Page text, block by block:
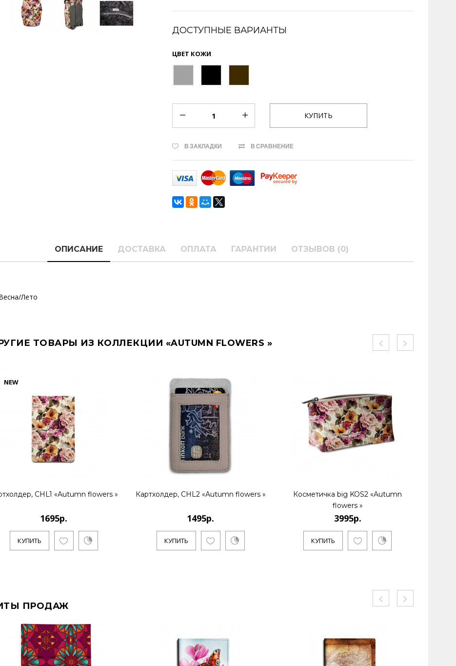
ДОСТУПНЫЕ ВАРИАНТЫ
ЦВЕТ КОЖИ
В ЗАКЛАДКИ В СРАВНЕНИЕ
ОПИСАНИЕ ДОСТАВКА ОПЛАТА ГАРАНТИИ ОТЗЫВОВ (0)
Лето
ТОВАРЫ ИЗ КОЛЛЕКЦИИ «AUTUMN FLOWERS »
NEW
CHL1 «Autumn flowers »
1695р.
КУПИТЬ
Картхолдер, CHL2 «Autumn flowers »
1495р.
КУПИТЬ
Косметичка big KOS2 «Autumn
flowers »
3995р.
КУПИТЬ
ПРОДАЖ